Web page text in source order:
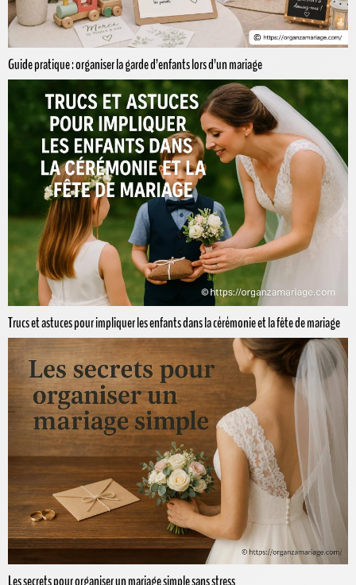
Guide pratique : organiser la garde d’enfants lors d’un mariage
Trucs et astuces pour impliquer les enfants dans la cérémonie et la fête de mariage
Les secrets pour organiser un mariage simple sans stress